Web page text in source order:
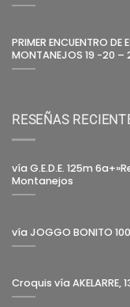
PRIMER ENCUENTRO
MONTANEJOS 19 -20 –
RESEÑAS
vía G.E.D.E. 125m
Montanejos
vía JOGGO BONITO
Croquis vía